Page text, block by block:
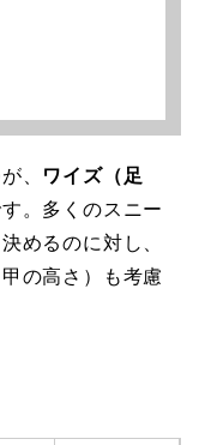
、 ワイズ（足
。多くのスニー
めるのに対し、
の高さ）も考慮